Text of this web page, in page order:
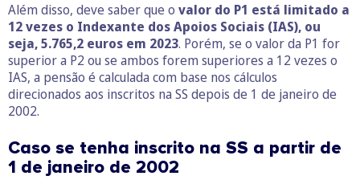
Além disso, deve saber que o valor do P1 está limitado a
12 vezes o Indexante dos Apoios Sociais (IAS), ou
seja, 5.765,2 euros em 2023. Porém, se o valor da P1 for
superior a P2 ou se ambos forem superiores a 12 vezes o
IAS, a pensão é calculada com base nos cálculos
direcionados aos inscritos na SS depois de 1 de janeiro de
2002.
Caso se tenha inscrito na SS a partir de
1 de janeiro de 2002